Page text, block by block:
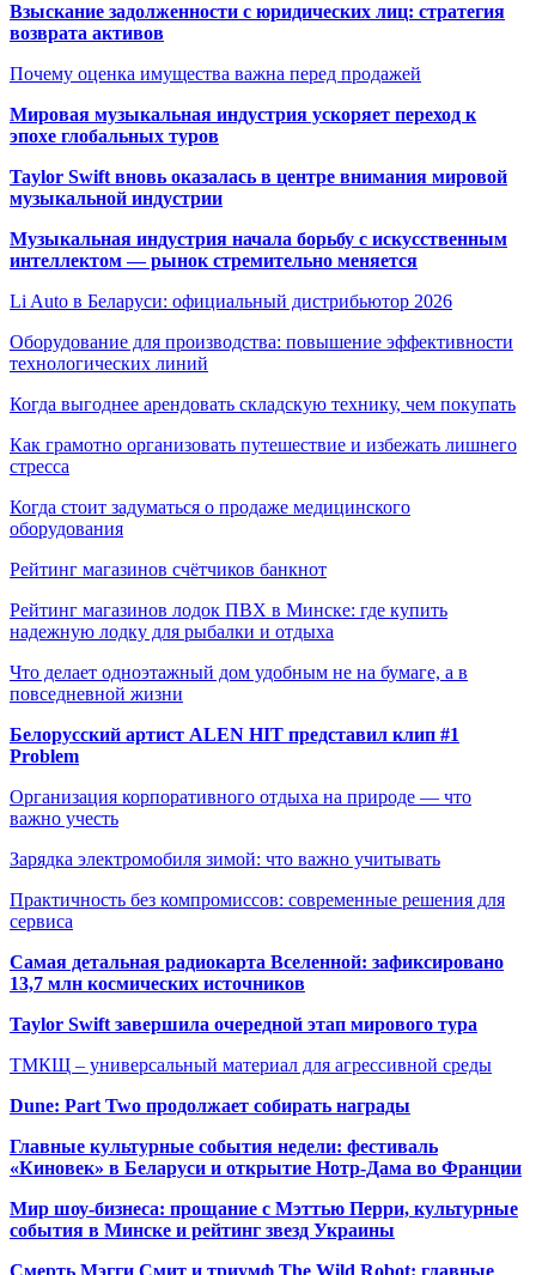
Взыскание задолженности с юридических лиц: стратегия
возврата активов
Почему оценка имущества важна перед продажей
Мировая музыкальная индустрия ускоряет переход к
эпохе глобальных туров
Taylor Swift вновь оказалась в центре внимания мировой
музыкальной индустрии
Музыкальная индустрия начала борьбу с искусственным
интеллектом — рынок стремительно меняется
Li Auto в Беларуси: официальный дистрибьютор 2026
Оборудование для производства: повышение эффективности
технологических линий
Когда выгоднее арендовать складскую технику, чем покупать
Как грамотно организовать путешествие и избежать лишнего
стресса
Когда стоит задуматься о продаже медицинского
оборудования
Рейтинг магазинов счётчиков банкнот
Рейтинг магазинов лодок ПВХ в Минске: где купить
надежную лодку для рыбалки и отдыха
Что делает одноэтажный дом удобным не на бумаге, а в
повседневной жизни
Белорусский артист ALEN HIT представил клип #1
Problem
Организация корпоративного отдыха на природе — что
важно учесть
Зарядка электромобиля зимой: что важно учитывать
Практичность без компромиссов: современные решения для
сервиса
Самая детальная радиокарта Вселенной: зафиксировано
13,7 млн космических источников
Taylor Swift завершила очередной этап мирового тура
ТМКЩ – универсальный материал для агрессивной среды
Dune: Part Two продолжает собирать награды
Главные культурные события недели: фестиваль
«Киновек» в Беларуси и открытие Нотр-Дама во Франции
Мир шоу-бизнеса: прощание с Мэттью Перри, культурные
события в Минске и рейтинг звезд Украины
Смерть Мэгги Смит и триумф The Wild Robot: главные